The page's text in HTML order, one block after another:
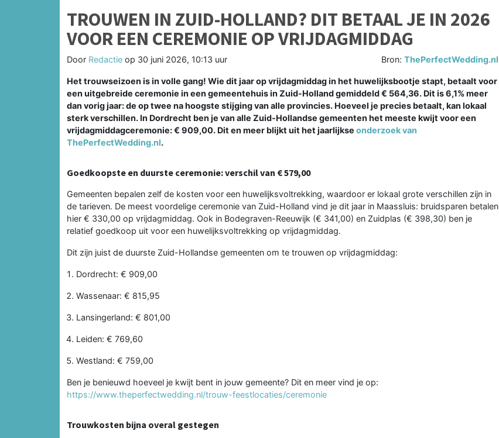
TROUWEN IN ZUID-HOLLAND? DIT BETAAL JE IN 2026
VOOR EEN CEREMONIE OP VRIJDAGMIDDAG
Door Redactie op 30 juni 2026, 10:13 uur Bron:ThePerfectWedding.nl
Het trouwseizoen is in volle gang! Wie dit jaar op vrijdagmiddag in het huwelijksbootje stapt, betaalt voor
een uitgebreide ceremonie in een gemeentehuis in Zuid-Holland gemiddeld € 564,36. Dit is 6,1% meer
dan vorig jaar: de op twee na hoogste stijging van alle provincies. Hoeveel je precies betaalt, kan lokaal
sterk verschillen. In Dordrecht ben je van alle Zuid-Hollandse gemeenten het meeste kwijt voor een
vrijdagmiddagceremonie: € 909,00. Dit en meer blijkt uit het jaarlijkse onderzoek van
ThePerfectWedding.nl.
Goedkoopste en duurste ceremonie: verschil van € 579,00
Gemeenten bepalen zelf de kosten voor een huwelijksvoltrekking, waardoor er lokaal grote verschillen zijn in
de tarieven. De meest voordelige ceremonie van Zuid-Holland vind je dit jaar in Maassluis: bruidsparen betalen
hier € 330,00 op vrijdagmiddag. Ook in Bodegraven-Reeuwijk (€ 341,00) en Zuidplas (€ 398,30) ben je
relatief goedkoop uit voor een huwelijksvoltrekking op vrijdagmiddag.
Dit zijn juist de duurste Zuid-Hollandse gemeenten om te trouwen op vrijdagmiddag:
Dordrecht: € 909,00
Wassenaar: € 815,95
Lansingerland: € 801,00
Leiden: € 769,60
Westland: € 759,00
Ben je benieuwd hoeveel je kwijt bent in jouw gemeente? Dit en meer vind je op:
https://www.theperfectwedding.nl/trouw-feestlocaties/ceremonie
Trouwkosten bijna overal gestegen